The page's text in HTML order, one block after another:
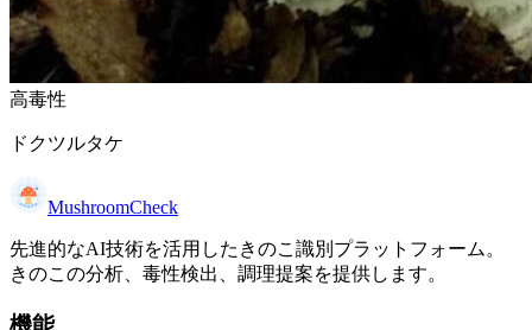
高毒性
ドクツルタケ
MushroomCheck
先進的なAI技術を活用したきのこ識別プラットフォーム。
きのこの分析、毒性検出、調理提案を提供します。
機能